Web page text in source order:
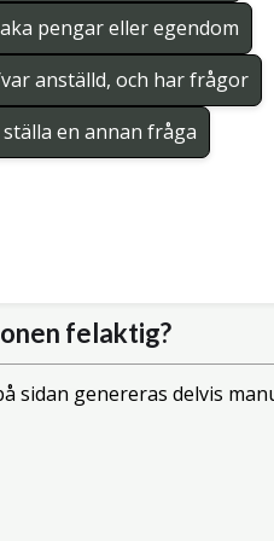
pengar eller egendom
anställd, och har frågor
en annan fråga
felaktig?
sidan genereras delvis